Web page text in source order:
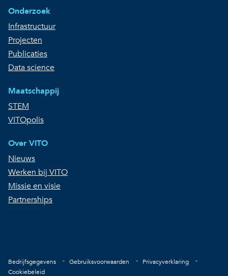
Onderzoek
Infrastructuur
Projecten
Publicaties
Data science
Maatschappij
STEM
VITOpolis
Over VITO
Nieuws
Werken bij VITO
Missie en visie
Partnerships
Voet
Bedrijfsgegevens Gebruiksvoorwaarden
Privacyverklaring
Cookiebeleid